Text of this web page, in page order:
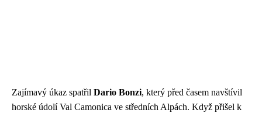
Zajímavý úkaz spatřil Dario Bonzi, který před časem navštívil
horské údolí Val Camonica ve středních Alpách. Když přišel k